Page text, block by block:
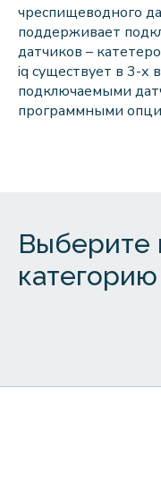
чреспищеводного
поддерживает
датчиков –
iq существует в 3-х
подключаемыми
программными
Выберите
категорию